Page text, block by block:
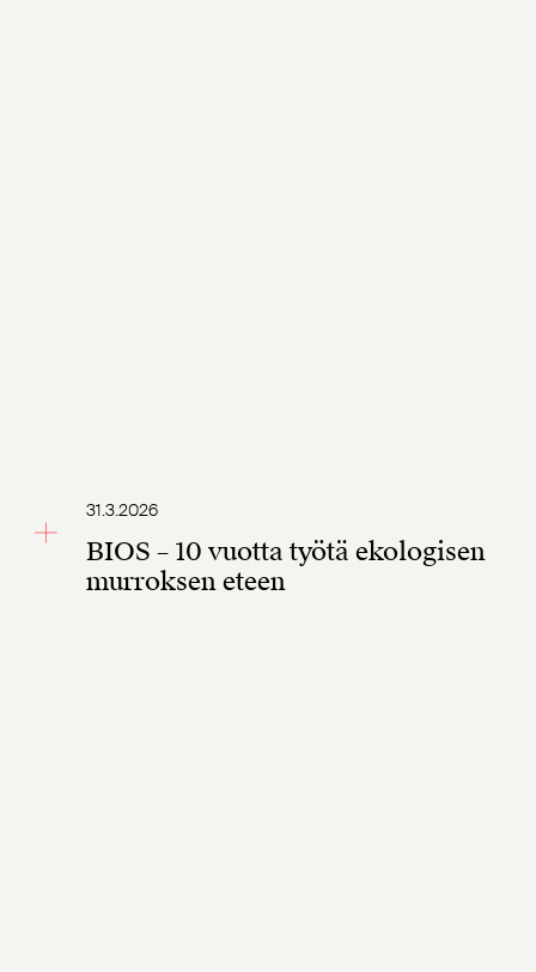
31.3.2026
BIOS – 10 vuotta työtä ekologisen
murroksen eteen